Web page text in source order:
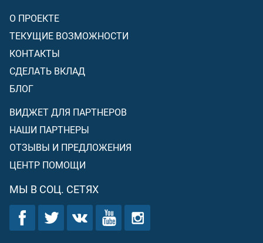
О ПРОЕКТЕ
ТЕКУЩИЕ ВОЗМОЖНОСТИ
КОНТАКТЫ
СДЕЛАТЬ ВКЛАД
БЛОГ
ВИДЖЕТ ДЛЯ ПАРТНЕРОВ
НАШИ ПАРТНЕРЫ
ОТЗЫВЫ И ПРЕДЛОЖЕНИЯ
ЦЕНТР ПОМОЩИ
МЫ В СОЦ. СЕТЯХ